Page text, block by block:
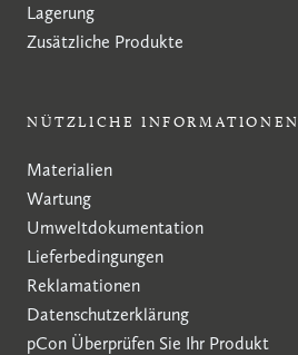
Lagerung
Zusätzliche Produkte
NÜTZLICHE INFORMATIONEN
Materialien
Wartung
Umweltdokumentation
Lieferbedingungen
Reklamationen
Datenschutzerklärung
pCon Überprüfen Sie Ihr Produkt